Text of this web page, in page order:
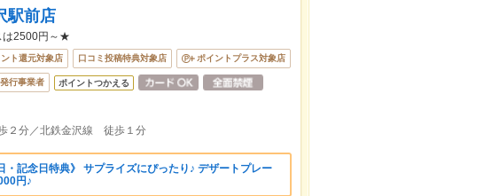
前店
は2500円～★
ト還元対象店 口コミ投稿特典対象店 ポイントプラス対象店
行事業者 ポイントつかえる
２分／北鉄金沢線 徒歩１分
・記念日特典》 サプライズにぴったり♪ デザートプレー
円♪